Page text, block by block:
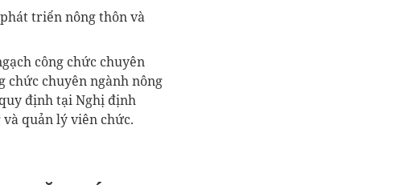
triển nông thôn và
công chức chuyên
chức chuyên ngành nông
định tại Nghị định
và quản lý viên chức.